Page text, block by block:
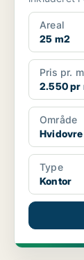
stor...
Areal
25 m2
Pris pr.
2.550 pr
Område
Hvidovre
Type
Kontor